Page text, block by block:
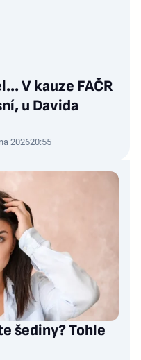
V kauze FAČR
u Davida
202620:55
šediny? Tohle